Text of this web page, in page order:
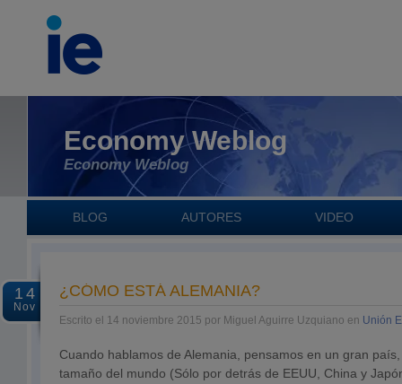
Economy Weblog
Economy Weblog
BLOG AUTORES VIDEO
14
Nov
¿CÓMO ESTÁ ALEMANIA?
Escrito el 14 noviembre 2015 por Miguel Aguirre Uzquiano en Unión
Cuando hablamos de Alemania, pensamos en un gran
tamaño del mundo (Sólo por detrás de EEUU, China y